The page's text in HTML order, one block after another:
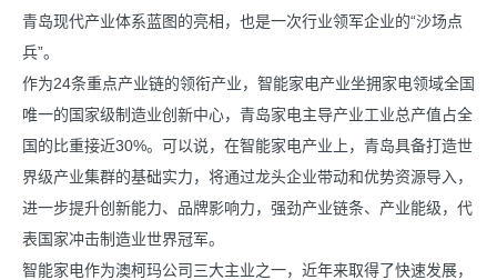
青岛现代产业体系蓝图的亮相，也是一次行业领军企业的“沙场点
兵”。
作为24条重点产业链的领衔产业，智能家电产业坐拥家电领域全国
唯一的国家级制造业创新中心，青岛家电主导产业工业总产值占全
国的比重接近30%。可以说，在智能家电产业上，青岛具备打造世
界级产业集群的基础实力，将通过龙头企业带动和优势资源导入，
进一步提升创新能力、品牌影响力，强劲产业链条、产业能级，代
表国家冲击制造业世界冠军。
智能家电作为澳柯玛公司三大主业之一，近年来取得了快速发展，